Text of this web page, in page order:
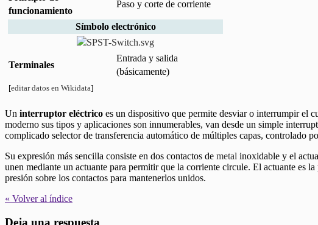
funcionamiento
Paso y corte de corriente
Símbolo electrónico
Terminales
Entrada y salida
(básicamente)
[editar datos en Wikidata]
Un interruptor eléctrico es un dispositivo que permite desviar o interrumpir el
moderno sus tipos y aplicaciones son innumerables, van desde un simple
complicado selector de transferencia automático de múltiples capas, controlado
Su expresión más sencilla consiste en dos contactos de metal inoxidable y el
unen mediante un actuante para permitir que la corriente circule. El actuante es
presión sobre los contactos para mantenerlos unidos.
« Volver al índice
Deja una respuesta